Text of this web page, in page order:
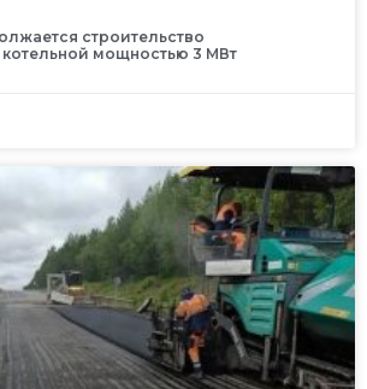
строительство
мощностью 3 МВт